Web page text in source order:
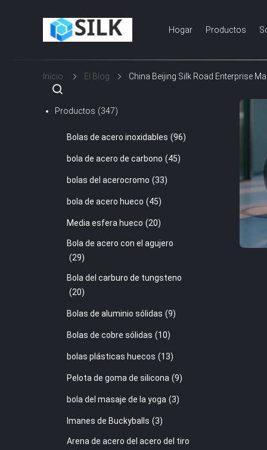
Hogar Productos
Inicio El Blog China Beijing Silk Road Enterprise
Productos (347)
Bolas de acero inoxidables (96)
bola de acero de carbono (45)
bolas del acerocromo (33)
bola de acero hueco (45)
Media esfera hueco (20)
Bola de acero con el agujero
(29)
Bola del carburo de tungsteno
(20)
Bolas de aluminio sólidas (9)
Bolas de cobre sólidas (10)
bolas plásticas huecos (13)
Pelota de goma de silicona (9)
bola del masaje de la yoga (3)
Imanes de Buckyballs (3)
Arena de acero del acero del tiro